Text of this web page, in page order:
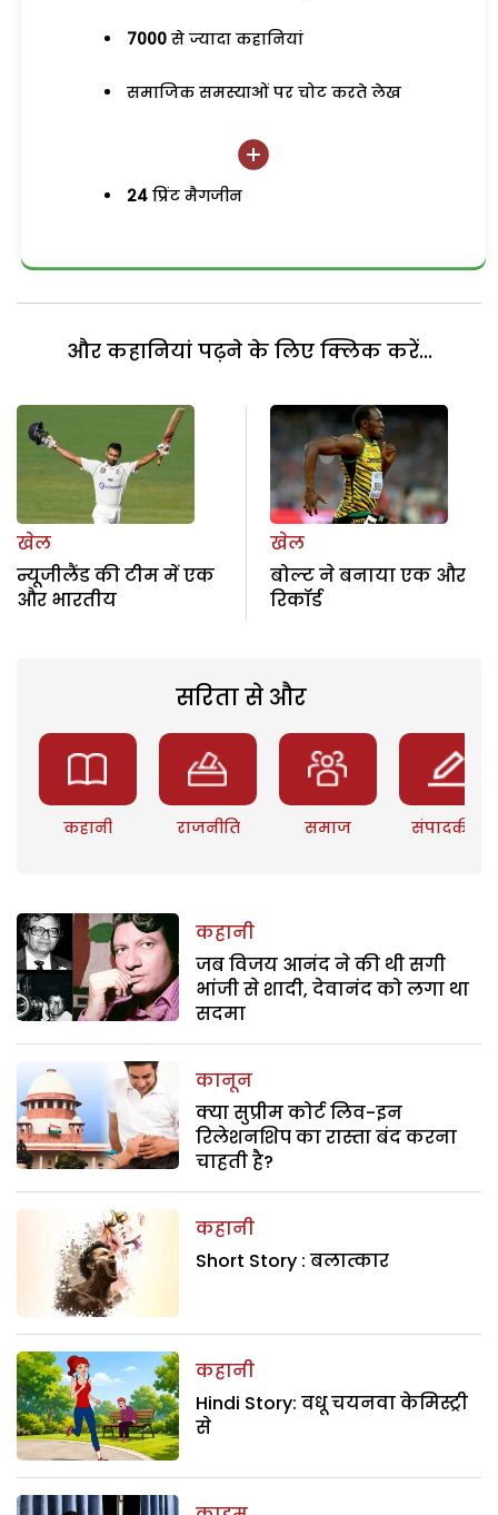
7000 से ज्यादा कहानियां
समाजिक समस्याओं पर चोट करते लेख
24 प्रिंट मैगजीन
और कहानियां पढ़ने के लिए क्लिक करें...
खेल
न्यूजीलैंड की टीम में एक
और भारतीय
खेल
बोल्ट ने बनाया एक और
रिकॉर्ड
सरिता से और
कहानी राजनीति समाज संपादकीय
कहानी
जब विजय आनंद ने की थी सगी
भांजी से शादी, देवानंद को लगा था
सदमा
कानून
क्या सुप्रीम कोर्ट लिव-इन
रिलेशनशिप का रास्ता बंद करना
चाहती है?
कहानी
Short Story : बलात्कार
कहानी
Hindi Story: वधू चयनवा केमिस्ट्री
से